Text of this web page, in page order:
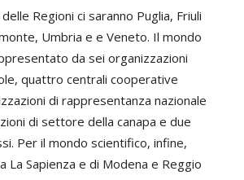
Regioni ci saranno Puglia, Friuli
Umbria e e Veneto. Il mondo
da sei organizzazioni
quattro centrali cooperative
di rappresentanza nazionale
di settore della canapa e due
Per il mondo scientifico, infine,
La Sapienza e di Modena e Reggio